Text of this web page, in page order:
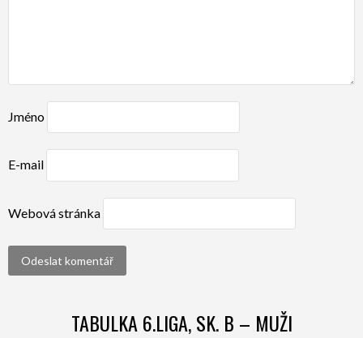
Jméno
E-mail
Webová stránka
TABULKA 6.LIGA, SK. B – MUŽI